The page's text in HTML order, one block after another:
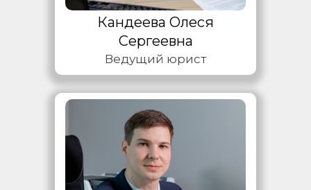
Ведущий юрист
Кандеева Олеся
Сергеевна